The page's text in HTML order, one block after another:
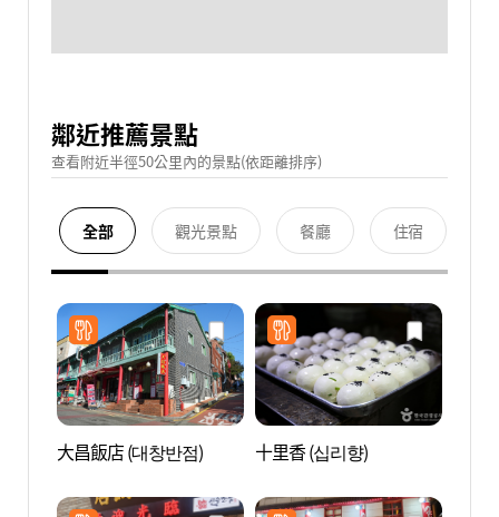
鄰近推薦景點
查看附近半徑50公里內的景點(依距離排序)
全部 觀光景點 餐廳 住宿
大昌飯店 (대창반점) 十里香 (십리향)